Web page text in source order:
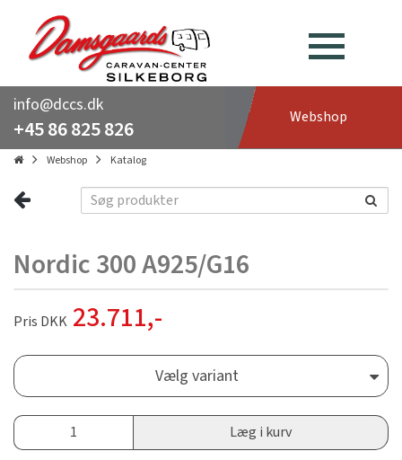
info@dccs.dk
+45 86 825 826 Webshop
Webshop Katalog
Nordic 300 A925/G16
Pris DKK 23.711,-
Vælg variant
Læg i kurv